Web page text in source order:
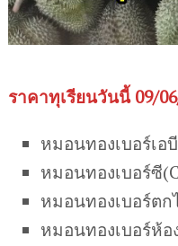
ราคาทุเรียนวันนี้ 09/
หมอนทองเบอร์เอ
หมอนทองเบอร์ซี
หมอนทองเบอร์ต
หมอนทองเบอร์ห้อ